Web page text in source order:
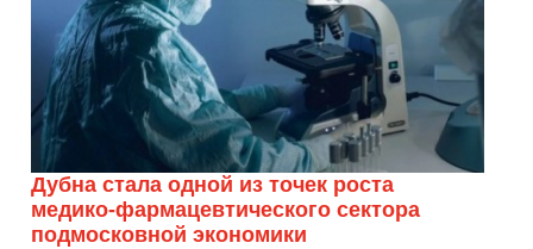
Дубна стала одной из точек роста
медико-фармацевтического сектора
подмосковной экономики